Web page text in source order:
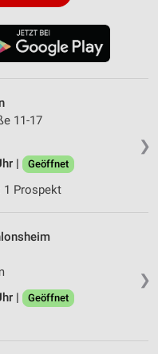
❯
11-17
|
Geöffnet
1 Prospekt
❯
|
Geöffnet